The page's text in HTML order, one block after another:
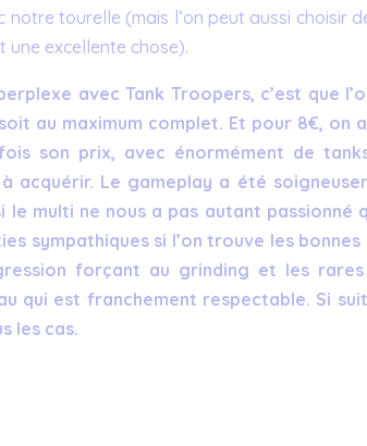
tourelle (mais l’on peut aussi choisir
excellente chose).
avec Tank Troopers, c’est que
au maximum complet. Et pour 8€, on
son prix, avec énormément de
acquérir. Le gameplay a été
multi ne nous a pas autant passionné
sympathiques si l’on trouve les bonnes
forçant au grinding et les
qui est franchement respectable. Si
les cas.